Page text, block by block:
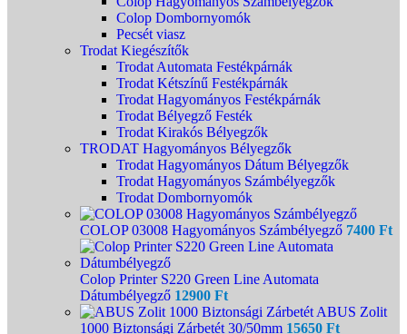
Colop Dombornyomók
Pecsét viasz
Trodat Kiegészítők
Trodat Automata Festékpárnák
Trodat Kétszínű Festékpárnák
Trodat Hagyományos Festékpárnák
Trodat Bélyegző Festék
Trodat Kirakós Bélyegzők
TRODAT Hagyományos Bélyegzők
Trodat Hagyományos Dátum Bélyegzők
Trodat Hagyományos Számbélyegzők
Trodat Dombornyomók
COLOP 03008 Hagyományos Számbélyegző 7400 Ft
Colop Printer S220 Green Line Automata
Dátumbélyegző 12900 Ft
ABUS Zolit
1000 Biztonsági Zárbetét 30/50mm 15650 Ft